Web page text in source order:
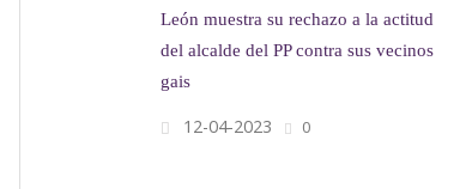
León muestra su rechazo a la actitud
del alcalde del PP contra sus vecinos
gais
12-04-2023 0